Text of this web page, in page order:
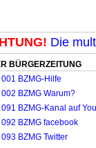
Die
BÜRGERZEITUNG